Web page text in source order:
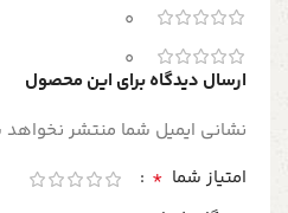
0
0
ارسال دیدگاه برای این محصول
نشانی ایمیل شما منتشر
امتیاز شما *